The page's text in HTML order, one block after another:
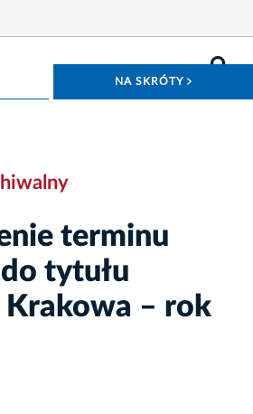
NA SKRÓTY
terminu
tytułu
Krakowa – rok